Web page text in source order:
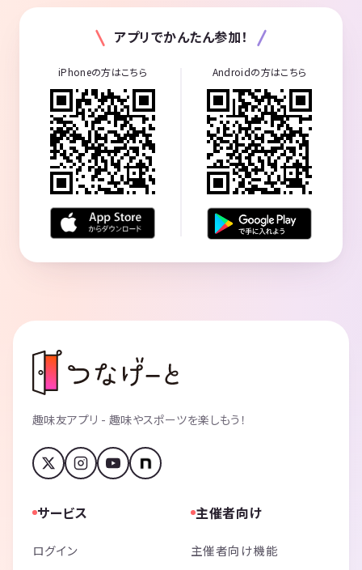
アプリでかんたん参加！
iPhoneの方はこちら Androidの方はこちら
趣味友アプリ - 趣味やスポーツを楽しもう！
サービス
ログイン
主催者向け
主催者向け機能